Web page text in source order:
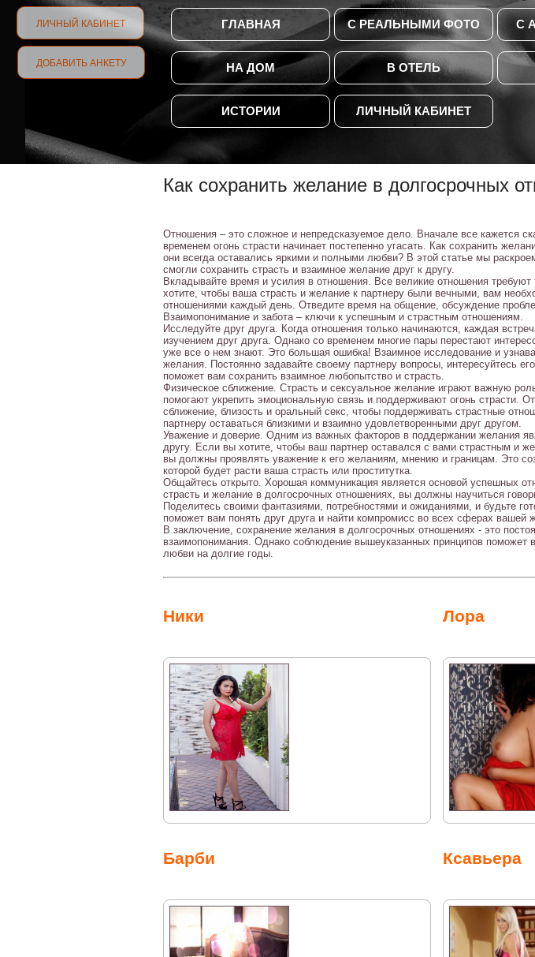
ЛИЧНЫЙ КАБИНЕТ
ДОБАВИТЬ АНКЕТУ
ГЛАВНАЯ С РЕАЛЬНЫМИ ФОТО С
НА ДОМ В ОТЕЛЬ
ИСТОРИИ ЛИЧНЫЙ КАБИНЕТ
Как сохранить желание в долгосрочных
Отношения – это сложное и непредсказуемое дело. Вначале все кажется
временем огонь страсти начинает постепенно угасать. Как сохранить
они всегда оставались яркими и полными любви? В этой статье мы
смогли сохранить страсть и взаимное желание друг к другу.
Вкладывайте время и усилия в отношения. Все великие отношения
хотите, чтобы ваша страсть и желание к партнеру были вечными, вам
отношениями каждый день. Отведите время на общение, обсуждение
Взаимопонимание и забота – ключи к успешным и страстным отношениям.
Исследуйте друг друга. Когда отношения только начинаются, каждая
изучением друг друга. Однако со временем многие пары перестают
уже все о нем знают. Это большая ошибка! Взаимное исследование и
желания. Постоянно задавайте своему партнеру вопросы, интересуйтесь
поможет вам сохранить взаимное любопытство и страсть.
Физическое сближение. Страсть и сексуальное желание играют важную
помогают укрепить эмоциональную связь и поддерживают огонь страсти.
сближение, близость и оральный секс, чтобы поддерживать страстные
партнеру оставаться близкими и взаимно удовлетворенными друг другом.
Уважение и доверие. Одним из важных факторов в поддержании желания
другу. Если вы хотите, чтобы ваш партнер оставался с вами страстным и
вы должны проявлять уважение к его желаниям, мнению и границам. Это
которой будет расти ваша страсть или проститутка.
Общайтесь открыто. Хорошая коммуникация является основой успешных
страсть и желание в долгосрочных отношениях, вы должны научиться
Поделитесь своими фантазиями, потребностями и ожиданиями, и будьте
поможет вам понять друг друга и найти компромисс во всех сферах вашей
В заключение, сохранение желания в долгосрочных отношениях - это
взаимопонимания. Однако соблюдение вышеуказанных принципов поможет
любви на долгие годы.
Ники Лора
Барби Ксавьера